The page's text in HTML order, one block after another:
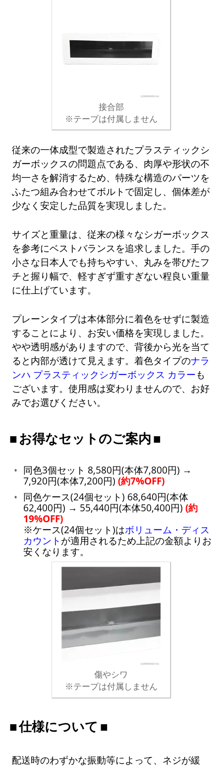
接合部
※テープは付属しません
従来の一体成型で製造されたプラスティックシ
ガーボックスの問題点である、肉厚や形状の不
均一さを解消するため、特殊な構造のパーツを
ふたつ組み合わせてボルトで固定し、個体差が
少なく安定した品質を実現しました。
サイズと重量は、従来の様々なシガーボックス
を参考にベストバランスを追求しました。手の
小さな日本人でも持ちやすい、丸みを帯びたフ
チと握り幅で、軽すぎず重すぎない程良い重量
に仕上げています。
プレーンタイプは本体部分に着色をせずに製造
することにより、お安い価格を実現しました。
やや透明感がありますので、背後から光を当て
ると内部が透けて見えます。着色タイプのナラ
ンハ プラスティックシガーボックス カラーも
ございます。使用感は変わりませんので、お好
みでお選びください。
お得なセットのご案内
同色3個セット 8,580円(本体7,800円) →
7,920円(本体7,200円) (約7%OFF)
同色ケース(24個セット) 68,640円(本体
62,400円) → 55,440円(本体50,400円) (約
19%OFF)
※ケース(24個セット)はボリューム・ディス
カウント が適用されるため上記の金額よりお
安くなります。
傷やシワ
※テープは付属しません
仕様について
配送時のわずかな振動等によって、ネジが緩